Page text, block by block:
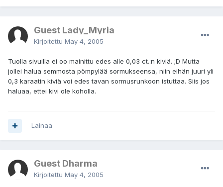
Guest Lady_Myria
Kirjoitettu May 4, 2005
Tuolla sivuilla ei oo mainittu edes alle 0,03 ct.:n kiviä. ;D Mutta
jollei halua semmosta pömpylää sormukseensa, niin eihän juuri yli
0,3 karaatin kiviä voi edes tavan sormusrunkoon istuttaa. Siis jos
haluaa, ettei kivi ole koholla.
Lainaa
Guest Dharma
Kirjoitettu May 4, 2005